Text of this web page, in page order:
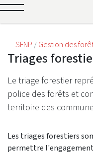
SFNP Gestion des
Triages
Le triage forestier
police des forêts et
territoire des
Les triages forestiers
permettre